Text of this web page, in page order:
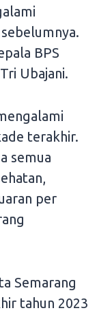
BPS
Ubajani.
terakhir.
semua
per
Semarang
tahun 2023